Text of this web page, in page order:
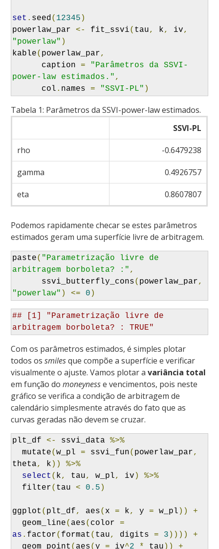
set . seed( 12345 )
powerlaw_par <- fit_ssvi( tau, k, iv,
"powerlaw" )
kable( powerlaw_par,
      caption
=
"Parâmetros da SSVI-
power-law estimados." ,
      col
. names = "SSVI-PL" )
Tabela 1: Parâmetros da SSVI-power-law estimados.
SSVI-PL
rho -0.6479238
gamma 0.4926757
eta 0.8607807
Podemos rapidamente checar se estes parâmetros
estimados geram uma superfície livre de arbitragem.
paste( "Parametrização livre de
arbitragem borboleta? :" ,
      ssvi_butterfly_cons
( powerlaw_par,
"powerlaw" ) <= 0 )
## [1] "Parametrização livre de
arbitragem borboleta? : TRUE"
Com os parâmetros estimados, é simples plotar
todos ossmilesque compõe a superfície e verificar
visualmente o ajuste. Vamos plotar avariância total
em função domoneynesse vencimentos, pois neste
gráfico se verifica a condição de arbitragem de
calendário simplesmente através do fato que as
curvas geradas não devem se cruzar.
plt_df <- ssvi_data %>%
  mutate
(w_pl = ssvi_fun( powerlaw_par,
theta, k ))
%>%
select ( k, tau, w_pl, iv )
%>%
  filter
( tau < 0.5 )
ggplot ( plt_df, aes( x = k, y = w_pl ))
+
  geom_line
( aes( color =
as . factor( format ( tau, digits = 3 ))))
+
  geom_point
( aes(y = iv^2 * tau )) +